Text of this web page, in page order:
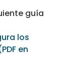
guía
los
en